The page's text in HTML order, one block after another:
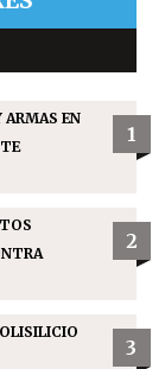
ARMAS EN
1
2
3